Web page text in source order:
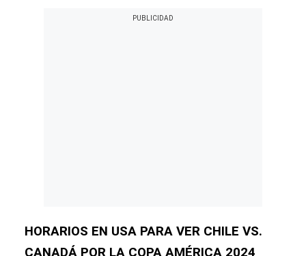
HORARIOS EN USA PARA VER CHILE VS.
CANADÁ POR LA COPA AMÉRICA 2024